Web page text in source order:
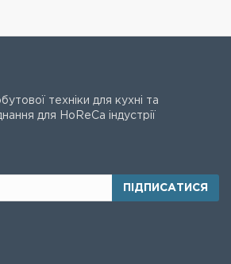
техніки для кухні та
для HoReCa індустрії
ПІДПИСАТИСЯ